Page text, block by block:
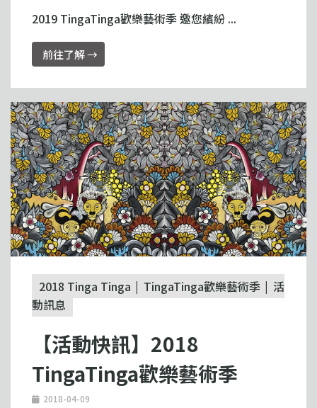
2019 TingaTinga歡樂藝術季 邀您繽紛 ...
前往了解 →
2018 Tinga Tinga TingaTinga歡樂藝術季
活
動訊息
【活動快訊】2018
TingaTinga歡樂藝術季
2018-04-09